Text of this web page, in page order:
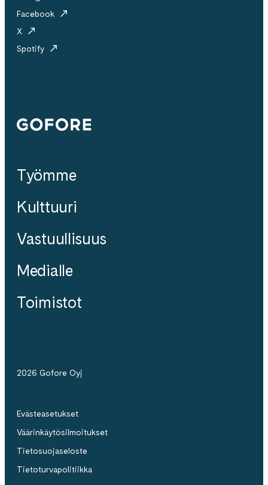
Facebook
X
Spotify
Gofore
Työmme
Kulttuuri
Vastuullisuus
Medialle
Toimistot
2026 Gofore Oyj
Evästeasetukset
Väärinkäytösilmoitukset
Tietosuojaseloste
Tietoturvapolitiikka